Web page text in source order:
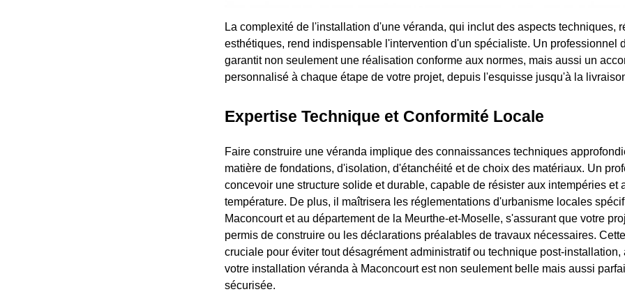
La complexité de l'installation d'une véranda, qui inclut des aspects techniques,
esthétiques, rend indispensable l'intervention d'un spécialiste. Un professionnel
garantit non seulement une réalisation conforme aux normes, mais aussi un
personnalisé à chaque étape de votre projet, depuis l'esquisse jusqu'à la
Expertise Technique et Conformité Locale
Faire construire une véranda implique des connaissances techniques
matière de fondations, d'isolation, d'étanchéité et de choix des matériaux. Un
concevoir une structure solide et durable, capable de résister aux intempéries et
température. De plus, il maîtrisera les réglementations d'urbanisme locales
Maconcourt et au département de la Meurthe-et-Moselle, s'assurant que votre
permis de construire ou les déclarations préalables de travaux nécessaires.
cruciale pour éviter tout désagrément administratif ou technique post-installation,
votre installation véranda à Maconcourt est non seulement belle mais aussi
sécurisée.